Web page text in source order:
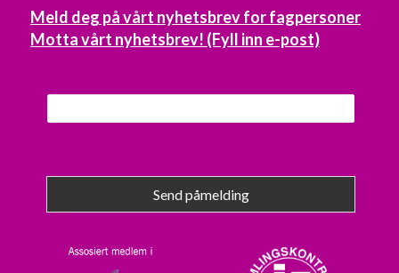
Meld deg på vårt nyhetsbrev for fagpersoner
Motta vårt nyhetsbrev! (Fyll inn e-post)
Send påmelding